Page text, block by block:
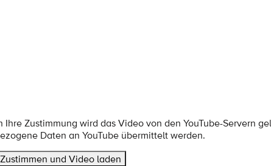
Zustimmung wird das Video von den YouTube-Servern
Daten an YouTube übermittelt werden.
Zustimmen und Video laden